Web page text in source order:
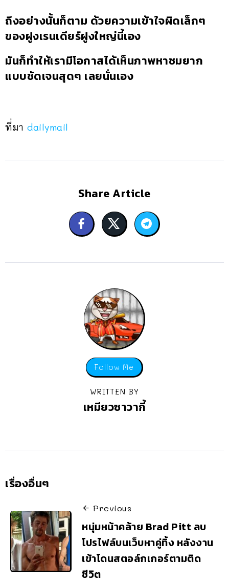
ถึงอย่างนั้นก็ตาม ด้วยความเข้าใจผิดเล็กๆ
ของฝูงเรนเดียร์ฝูงใหญ่นี้เอง
มันก็ทำให้เรามีโอกาสได้เห็นภาพหาชมยาก
แบบชัดเจนสุดๆ เลยนั่นเอง
ที่มา dailymail
Share Article
Follow Me
WRITTEN BY
เหมียวซาวากี้
เรื่องอื่นๆ
Previous
หนุ่มหน้าคล้าย Brad Pitt ลบ
โปรไฟล์บนเว็บหาคู่ทิ้ง หลังงาน
เข้าโดนสตอล์กเกอร์ตามติด
ชีวิต